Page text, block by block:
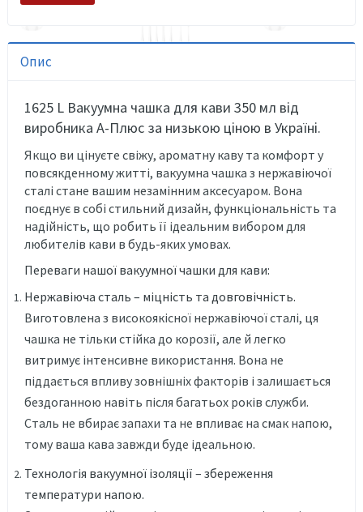
Опис
1625 L Вакуумна чашка для кави 350 мл від
виробника А-Плюс за низькою ціною в Україні.
Якщо ви цінуєте свіжу, ароматну каву та комфорт у
повсякденному житті, вакуумна чашка з нержавіючої
сталі стане вашим незамінним аксесуаром. Вона
поєднує в собі стильний дизайн, функціональність та
надійність, що робить її ідеальним вибором для
любителів кави в будь-яких умовах.
Переваги нашої вакуумної чашки для кави:
Нержавіюча сталь – міцність та довговічність.
Виготовлена з високоякісної нержавіючої сталі, ця
чашка не тільки стійка до корозії, але й легко
витримує інтенсивне використання. Вона не
піддається впливу зовнішніх факторів і залишається
бездоганною навіть після багатьох років служби.
Сталь не вбирає запахи та не впливає на смак напою,
тому ваша кава завжди буде ідеальною.
Технологія вакуумної ізоляції – збереження
температури напою.